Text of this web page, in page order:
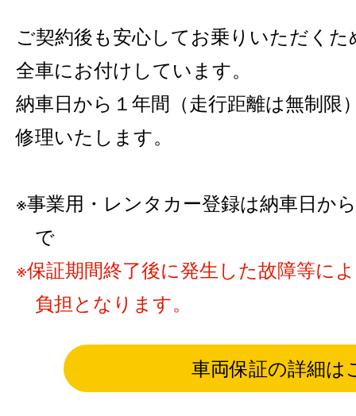
ご契約後も安心してお乗りいただく
全車にお付けしています。
納車日から１年間（走行距離は無制限
修理いたします。
事業用・レンタカー登録は納車日か
で
保証期間終了後に発生した故障等に
負担となります。
車両保証の詳細は